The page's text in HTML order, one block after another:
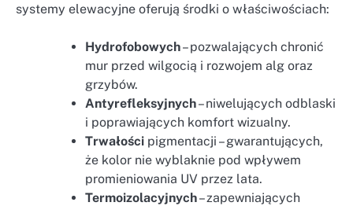
systemy elewacyjne oferują środki o właściwościach:
Hydrofobowych– pozwalających chronić
mur przed wilgocią i rozwojem alg oraz
grzybów.
Antyrefleksyjnych– niwelujących odblaski
i poprawiających komfort wizualny.
Trwałości pigmentacji – gwarantujących,
że kolor nie wyblaknie pod wpływem
promieniowania UV przez lata.
Termoizolacyjnych– zapewniających